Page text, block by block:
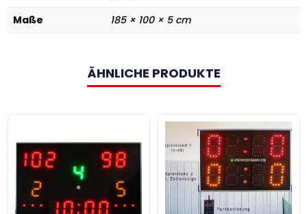
Maße
185 × 100 × 5 cm
ÄHNLICHE PRODUKTE